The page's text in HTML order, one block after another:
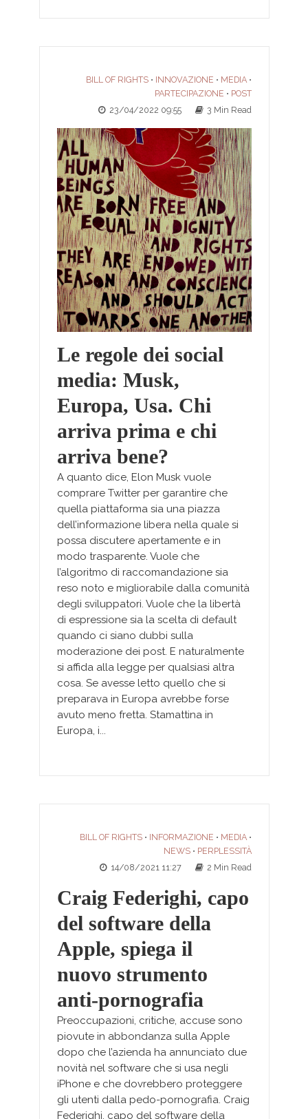
BILL OF RIGHTS • INNOVAZIONE • MEDIA •
PARTECIPAZIONE • POST
23/04/2022 09:55
3 Min Read
Le regole dei social
media: Musk,
Europa, Usa. Chi
arriva prima e chi
arriva bene?
A quanto dice, Elon Musk vuole
comprare Twitter per garantire che
quella piattaforma sia una piazza
dell’informazione libera nella quale si
possa discutere apertamente e in
modo trasparente. Vuole che
l’algoritmo di raccomandazione sia
reso noto e migliorabile dalla comunità
degli sviluppatori. Vuole che la libertà
di espressione sia la scelta di default
quando ci siano dubbi sulla
moderazione dei post. E naturalmente
si affida alla legge per qualsiasi altra
cosa. Se avesse letto quello che si
preparava in Europa avrebbe forse
avuto meno fretta. Stamattina in
Europa, i...
BILL OF RIGHTS • INFORMAZIONE • MEDIA •
NEWS • PERPLESSITÀ
14/08/2021 11:27
2 Min Read
Craig Federighi, capo
del software della
Apple, spiega il
nuovo strumento
anti-pornografia
Preoccupazioni, critiche, accuse sono
piovute in abbondanza sulla Apple
dopo che l’azienda ha annunciato due
novità nel software che si usa negli
iPhone e che dovrebbero proteggere
gli utenti dalla pedo-pornografia. Craig
Federighi, capo del software della